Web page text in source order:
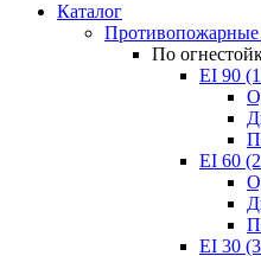
Каталог
Противопожарные
По
EI 90
EI 60
EI 30